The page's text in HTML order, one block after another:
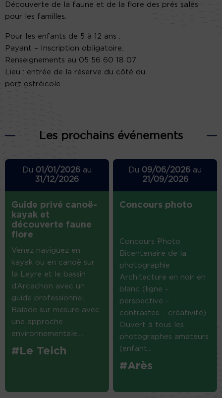
Découverte de la faune et de la flore des prés salés
pour les familles.
Pour les enfants de 5 à 12 ans .
Payant – Inscription obligatoire.
Renseignements au 05 56 60 18 07.
Lieu : entrée de la réserve du côté du
port ostréicole.
Les prochains événements
Du 01/01/2026au
31/12/2026
Guide privé canoë-
kayak et
découverte faune
flore
Venez naviguez en
kayak ou en canoë sur
la Leyre et le bassin
d’Arcachon avec un
guide professionnel.
Balade sur mesure avec
une approche
environnementale....
#Le Teich
Du 09/06/2026 au
21/09/2026
Concours photo
Concours Photo
Bicentenaire de la
photographie
Architecture en noir en
blanc (ligne –
perspective –
contrastes – créativité)
Ouvert à tous les
photographes amateurs
(enfant...
#Arès